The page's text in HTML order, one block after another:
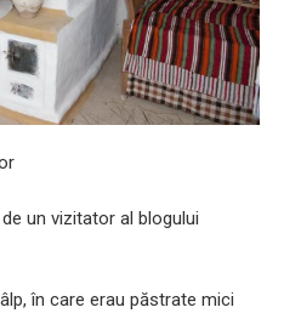
un vizitator al blogului
în care erau păstrate mici